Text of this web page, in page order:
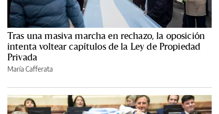
Tras una masiva marcha en rechazo, la oposición
intenta voltear capítulos de la Ley de Propiedad
Privada
María Cafferata